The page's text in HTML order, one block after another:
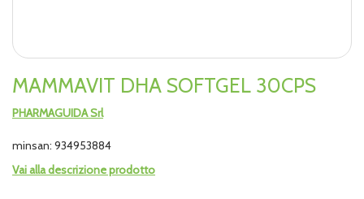
MAMMAVIT DHA SOFTGEL 30CPS
PHARMAGUIDA Srl
minsan: 934953884
Vai alla descrizione prodotto